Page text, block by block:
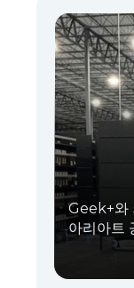
Geek+와
아리아트